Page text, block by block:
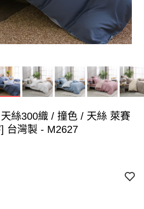
絲300織 / 撞色 / 天絲 萊賽
台灣製 - M2627